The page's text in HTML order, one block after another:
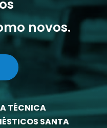
novos.
TÉCNICA
SANTA